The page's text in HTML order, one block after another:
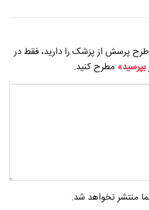
طرح پرسش از پزشک را دارید، فقط در
بپرسید» مطرح کنید.
منتشر نخواهد شد.